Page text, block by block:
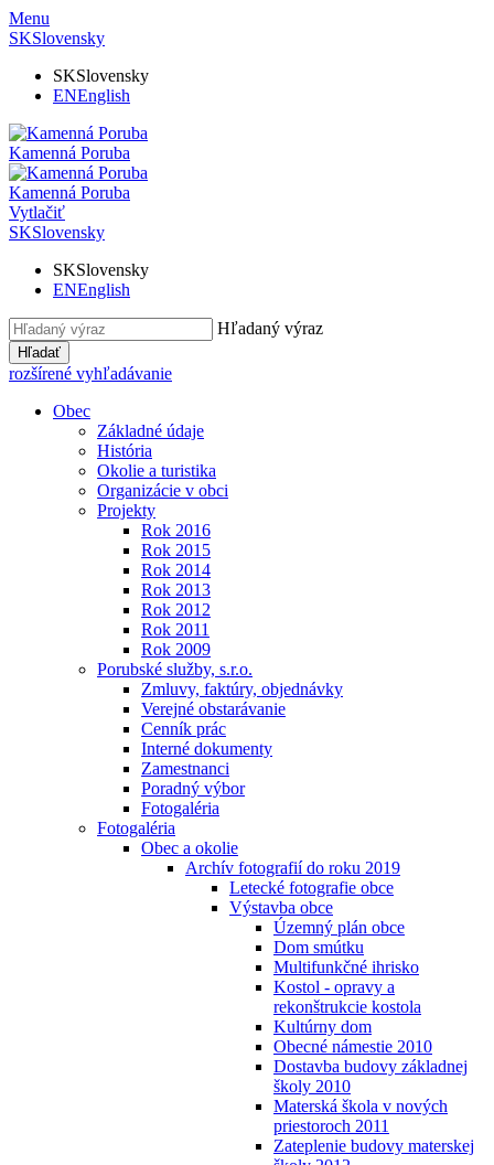
Menu
SKSlovensky
SKSlovensky
ENEnglish
Kamenná Poruba
Kamenná Poruba
Vytlačiť
SKSlovensky
SKSlovensky
ENEnglish
Hľadaný výraz
Hľadať
rozšírené vyhľadávanie
Obec
Základné údaje
História
Okolie a turistika
Organizácie v obci
Projekty
Rok 2016
Rok 2015
Rok 2014
Rok 2013
Rok 2012
Rok 2011
Rok 2009
Porubské služby, s.r.o.
Zmluvy, faktúry, objednávky
Verejné obstarávanie
Cenník prác
Interné dokumenty
Zamestnanci
Poradný výbor
Fotogaléria
Fotogaléria
Obec a okolie
Archív fotografií do roku 2019
Letecké fotografie obce
Výstavba obce
Územný plán obce
Dom smútku
Multifunkčné ihrisko
Kostol - opravy a
rekonštrukcie kostola
Kultúrny dom
Obecné námestie 2010
Dostavba budovy základnej
školy 2010
Materská škola v nových
priestoroch 2011
Zateplenie budovy materskej